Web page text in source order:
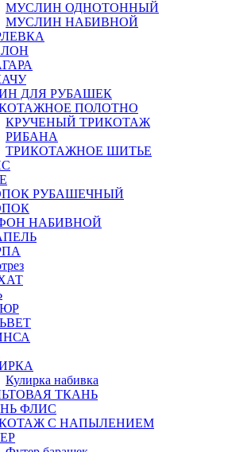
МУСЛИН ОДНОТОННЫЙ
МУСЛИН НАБИВНОЙ
ДЛЯ РУБАШЕК
ПОЛОТНО
КРУЧЕНЫЙ ТРИКОТАЖ
РИБАНА
ТРИКОТАЖНОЕ ШИТЬЕ
РУБАШЕЧНЫЙ
НАБИВНОЙ
Кулирка набивка
ТКАНЬ
ФЛИС
С НАПЫЛЕНИЕМ